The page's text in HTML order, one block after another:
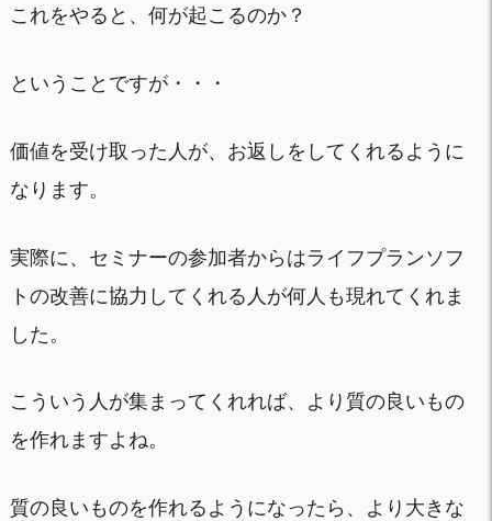
これをやると、何が起こるのか？
ということですが・・・
価値を受け取った人が、お返しをしてくれるように
なります。
実際に、セミナーの参加者からはライフプランソフ
トの改善に協力してくれる人が何人も現れてくれま
した。
こういう人が集まってくれれば、より質の良いもの
を作れますよね。
質の良いものを作れるようになったら、より大きな